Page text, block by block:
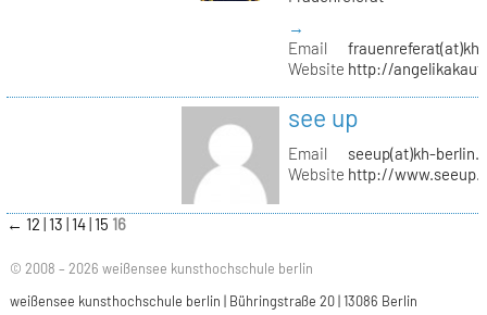
→
Email
Website http://
see up
Email
seeup(at)kh-
Website http://
← 12 13 14 15 16
© 2008 – 2026 weißensee kunsthochschule berlin
weißensee kunsthochschule berlin | Bühringstraße 20 | 13086 Berlin